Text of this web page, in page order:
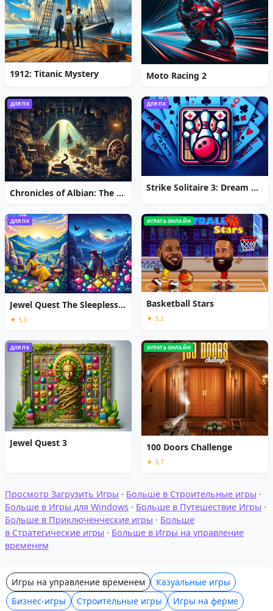
1912: Titanic Mystery Moto Racing 2
ДЛЯ ПК
Chronicles of Albian: The Magic Convention
ДЛЯ ПК
Strike Solitaire 3: Dream Resort
ДЛЯ ПК
Jewel Quest The Sleepless Star
★ 5,0
ИГРАТЬ ОНЛАЙН
Basketball Stars
★ 3,2
ДЛЯ ПК
Jewel Quest 3
ИГРАТЬ ОНЛАЙН
100 Doors Challenge
★ 3,7
Просмотр Загрузить Игры · Больше в Строительные игры ·
Больше в Игры для Windows · Больше в Путешествие Игры ·
Больше в Приключенческие игры · Больше
в Стратегические игры · Больше в Игры на управление
временем
Игры на управление временем
Казуальные игры
Бизнес-игры
Строительные игры Игры на ферме